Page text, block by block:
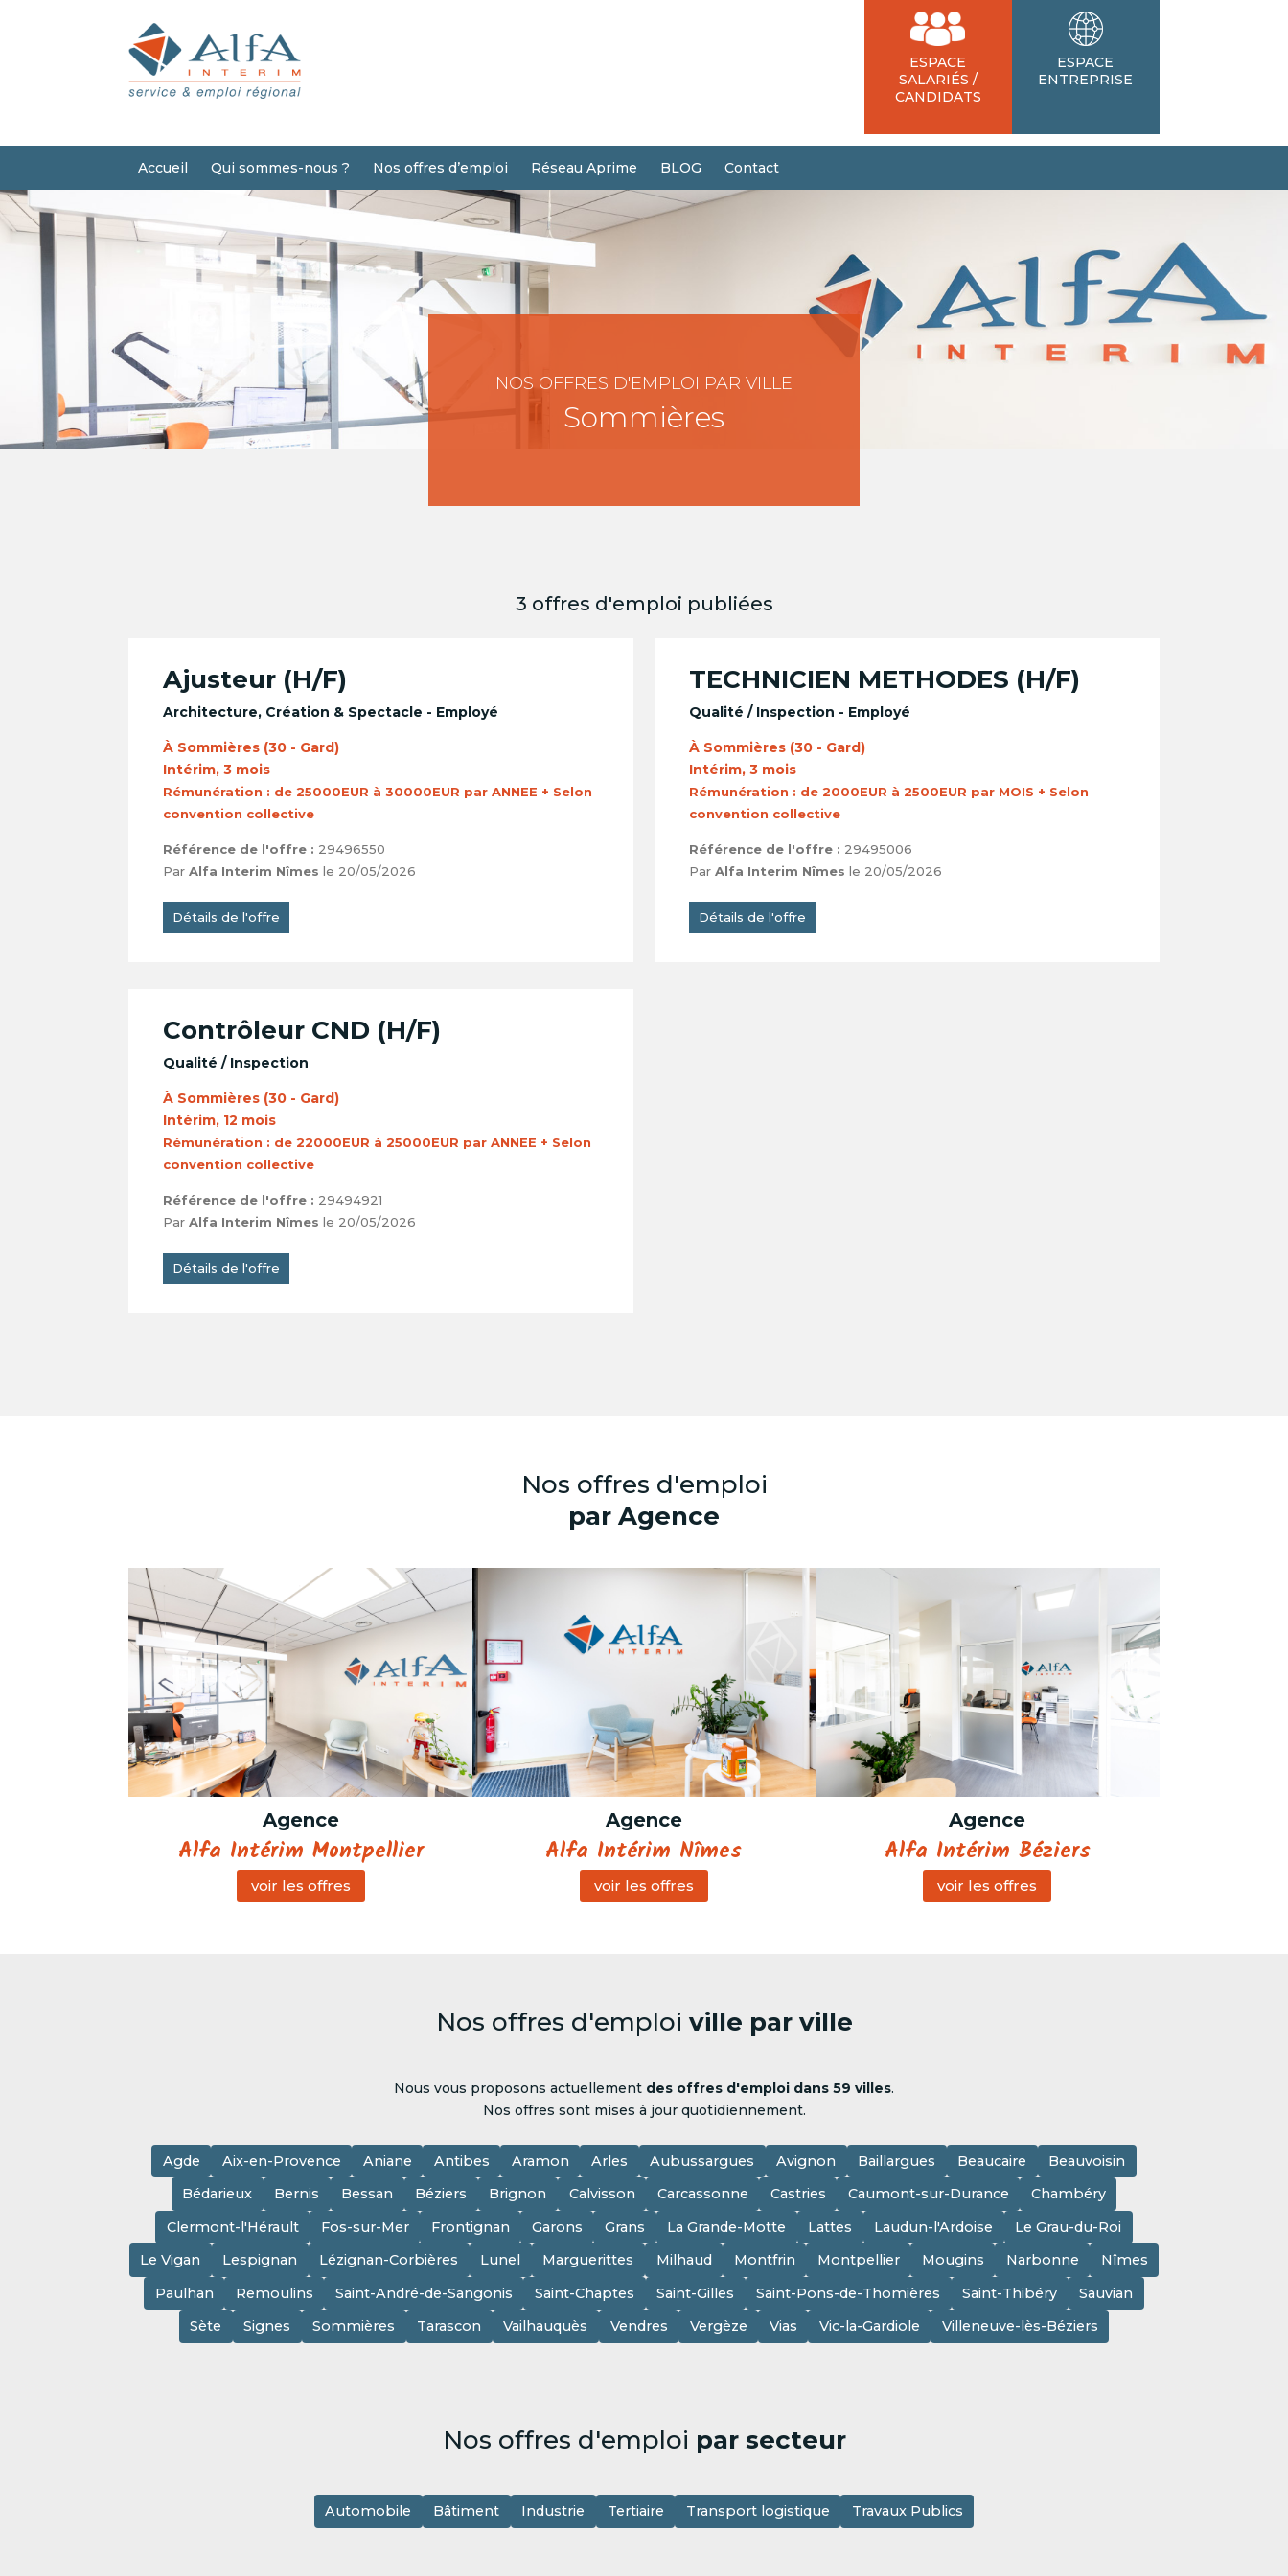
ESPACE
SALARIÉS /
CANDIDATS
ESPACE
ENTREPRISE
Accueil Qui sommes-nous ? Nos offres d’emploi Réseau Aprime BLOG Contact
NOS OFFRES D'EMPLOI PAR VILLE
Sommières
3 offres d'emploi publiées
Ajusteur (H/F)
Architecture, Création & Spectacle - Employé
À Sommières (30 - Gard)
Intérim, 3 mois
Rémunération : de 25000EUR à 30000EUR par ANNEE + Selon
convention collective
Référence de l'offre : 29496550
ParAlfa Interim Nîmes le 20/05/2026
Détails de l'offre
TECHNICIEN METHODES (H/F)
Qualité / Inspection - Employé
À Sommières (30 - Gard)
Intérim, 3 mois
Rémunération : de 2000EUR à 2500EUR par MOIS + Selon
convention collective
Référence de l'offre : 29495006
Par Alfa Interim Nîmes le 20/05/2026
Détails de l'offre
Contrôleur CND (H/F)
Qualité / Inspection
À Sommières (30 - Gard)
Intérim, 12 mois
Rémunération : de 22000EUR à 25000EUR par ANNEE + Selon
convention collective
Référence de l'offre : 29494921
ParAlfa Interim Nîmes le 20/05/2026
Détails de l'offre
Nos offres d'emploi
par Agence
Agence
Alfa Intérim Montpellier
voir les offres
Agence
Alfa Intérim Nîmes
voir les offres
Agence
Alfa Intérim Béziers
voir les offres
Nos offres d'emploi ville par ville
Nous vous proposons actuellement des offres d'emploi dans 59 villes.
Nos offres sont mises à jour quotidiennement.
Agde Aix-en-Provence Aniane Antibes Aramon Arles Aubussargues Avignon Baillargues Beaucaire
Beauvoisin
Bédarieux
Bernis Bessan Béziers Brignon Calvisson Carcassonne Castries Caumont-sur-Durance
Chambéry
Clermont-l'Hérault
Fos-sur-Mer Frontignan Garons Grans La Grande-Motte Lattes Laudun-l'Ardoise
Le Grau-du-Roi
Le Vigan
Lespignan Lézignan-Corbières Lunel Marguerittes Milhaud Montfrin Montpellier Mougins Narbonne
Nîmes
Paulhan
Remoulins Saint-André-de-Sangonis Saint-Chaptes Saint-Gilles Saint-Pons-de-Thomières Saint-Thibéry
Sauvian
Sète
Signes Sommières Tarascon Vailhauquès Vendres Vergèze Vias Vic-la-Gardiole Villeneuve-lès-Béziers
Nos offres d'emploi par secteur
Automobile Bâtiment Industrie Tertiaire Transport logistique Travaux Publics